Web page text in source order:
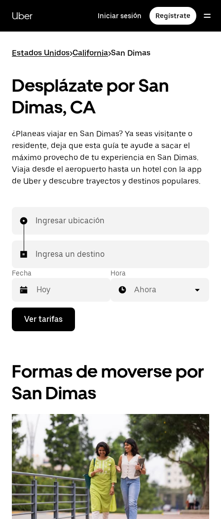
contenido
principal
Uber Iniciar sesión Regístrate
Estados Unidos>California>San Dimas
Desplázate por San
Dimas, CA
¿Planeas viajar en San Dimas? Ya seas visitante o
residente, deja que esta guía te ayude a sacar el
máximo provecho de tu experiencia en San Dimas.
Viaja desde el aeropuerto hasta un hotel con la app
de Uber y descubre trayectos y destinos populares.
Ingresar ubicación
Ingresa un destino
Fecha
Presiona
flecha
interactuar
con
el
calendario
una
fecha.
Presiona
la
tecla Esc
para
cerrar
el
calendario.
Hora
Ahora
Ver tarifas
Formas de moverse por
San Dimas